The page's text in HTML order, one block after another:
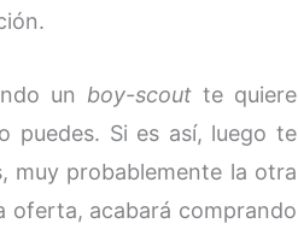
un boy-scout te quiere
puedes. Si es así, luego te
muy probablemente la otra
oferta, acabará comprando